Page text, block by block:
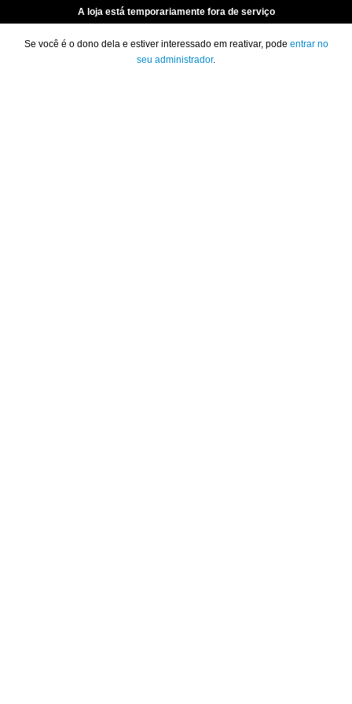
A loja está temporariamente fora de serviço
Se você é o dono dela e estiver interessado em reativar, pode entrar no
seu administrador.